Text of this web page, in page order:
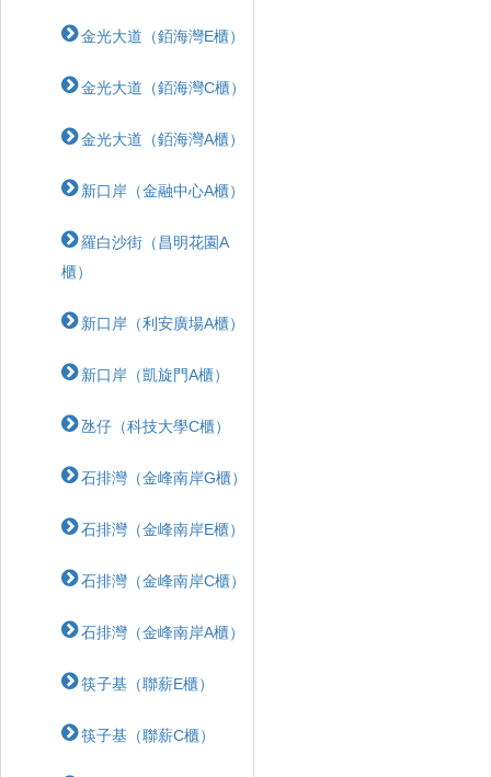
金光大道（銆海灣E櫃）
金光大道（銆海灣C櫃）
金光大道（銆海灣A櫃）
新口岸（金融中心A櫃）
羅白沙街（昌明花園A
櫃）
新口岸（利安廣場A櫃）
新口岸（凱旋門A櫃）
氹仔（科技大學C櫃）
石排灣（金峰南岸G櫃）
石排灣（金峰南岸E櫃）
石排灣（金峰南岸C櫃）
石排灣（金峰南岸A櫃）
筷子基（聯薪E櫃）
筷子基（聯薪C櫃）